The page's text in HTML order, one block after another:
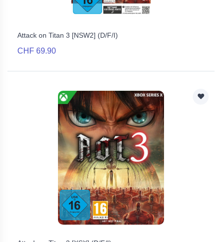
Attack on Titan 3 [NSW2] (D/F/I)
CHF 69.90